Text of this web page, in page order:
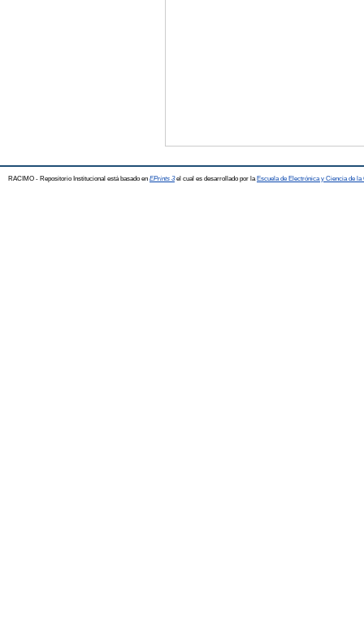
RACIMO - Repositorio Institucional está basado en EPrints 3el cual es desarrollado por la Escuela de Electrónica y Ciencia de la